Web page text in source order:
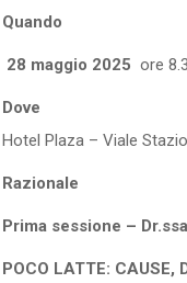
Quando
28 maggio 2025 ore
Dove
Hotel Plaza – Viale
Razionale
Prima sessione –
POCO LATTE: CAUSE,